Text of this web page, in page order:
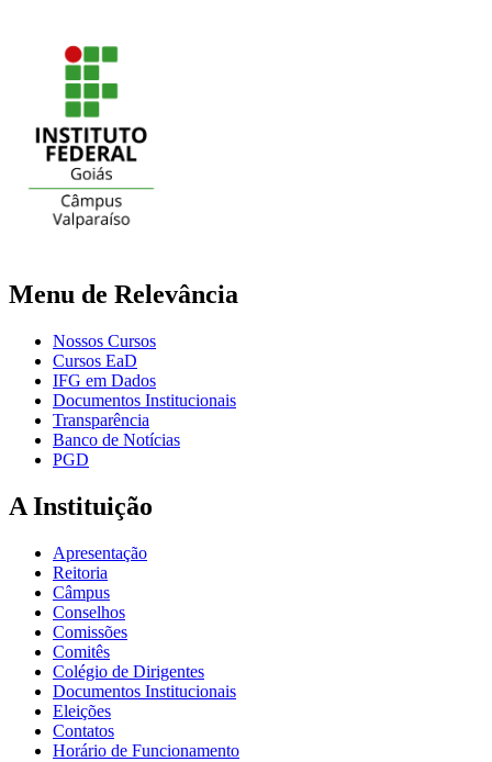
Menu de Relevância
Nossos Cursos
Cursos EaD
IFG em Dados
Documentos Institucionais
Transparência
Banco de Notícias
PGD
A Instituição
Apresentação
Reitoria
Câmpus
Conselhos
Comissões
Comitês
Colégio de Dirigentes
Documentos Institucionais
Eleições
Contatos
Horário de Funcionamento